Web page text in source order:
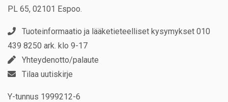
PL 65, 02101 Espoo.
Tuoteinformaatio ja lääketieteelliset kysymykset 010
439 8250 ark. klo 9-17
Yhteydenotto/palaute
Tilaa uutiskirje
Y-tunnus 1999212-6